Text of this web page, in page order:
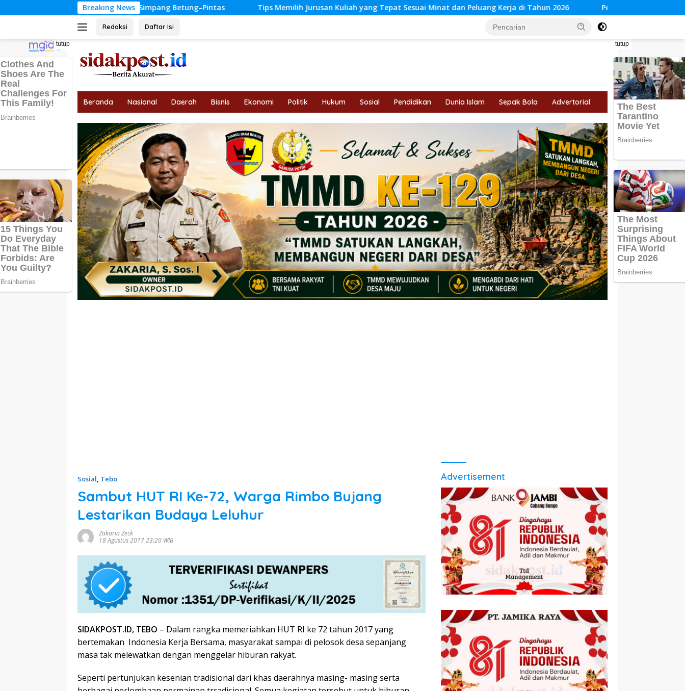
ke
Breaking News
RDP Jalan Simpang Betung–Pintas Tips Memilih Jurusan Kuliah yang Tepat Sesuai Minat dan Peluang Kerja di Tahun 2026 Peluang Bisnis Berbasis AI: Sektor yang
Redaksi Daftar Isi
tutup tutup
Beranda Nasional Daerah Bisnis Ekonomi Politik Hukum Sosial Pendidikan Dunia Islam Sepak Bola Advertorial
Sosial, Tebo
Sambut HUT RI Ke-72, Warga Rimbo Bujang
Lestarikan Budaya Leluhur
Zakaria Zeck
18 Agustus 2017 23:20 WIB
SIDAKPOST.ID, TEBO – Dalam rangka memeriahkan HUT RI ke 72 tahun 2017 yang
bertemakan Indonesia Kerja Bersama, masyarakat sampai di pelosok desa sepanjang
masa tak melewatkan dengan menggelar hiburan rakyat.
Seperti pertunjukan kesenian tradisional dari khas daerahnya masing- masing serta
Advertisement